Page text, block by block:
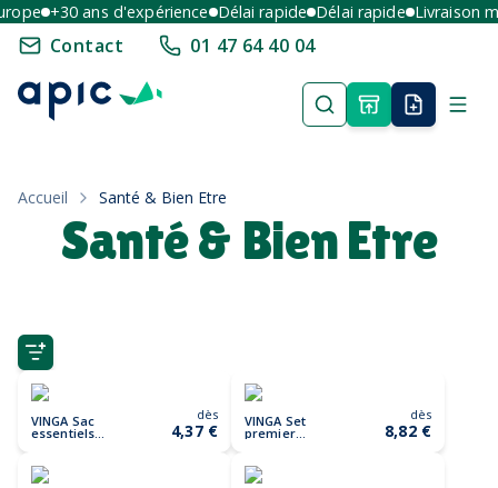
+30 ans d'expérience Délai rapide Délai rapide Livraison
Contact 01 47 64 40 04
Accueil Santé & Bien Etre
Santé & Bien Etre
VINGA Sac
essentiels
dès
4,37 € VINGA Set
premier
dès
8,82 €